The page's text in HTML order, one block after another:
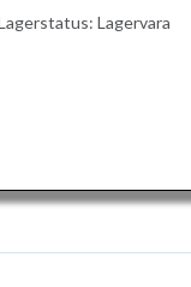
Lagervara